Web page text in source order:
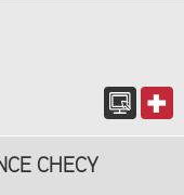
CHECY